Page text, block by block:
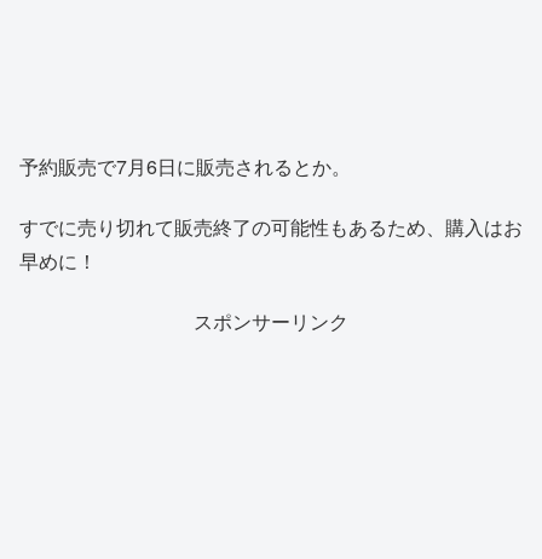
予約販売で7月6日に販売されるとか。
すでに売り切れて販売終了の可能性もあるため、購入はお
早めに！
スポンサーリンク